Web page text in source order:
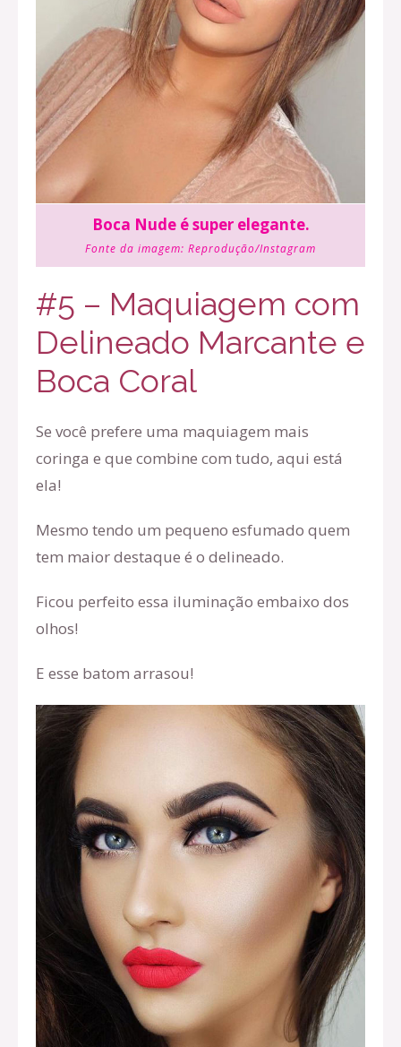
Boca Nude é super elegante.
Fonte da imagem: Reprodução/Instagram
#5 – Maquiagem com
Delineado Marcante e
Boca Coral
Se você prefere uma maquiagem mais
coringa e que combine com tudo, aqui está
ela!
Mesmo tendo um pequeno esfumado quem
tem maior destaque é o delineado.
Ficou perfeito essa iluminação embaixo dos
olhos!
E esse batom arrasou!